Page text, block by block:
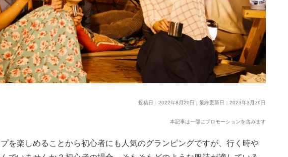
投稿日：2022年8月20日 | 最終更新日：2023年3月20日
本記事は一部にプロモーションを含みます
を楽しめることから初心者にも人気のグランピングですが、行く時や